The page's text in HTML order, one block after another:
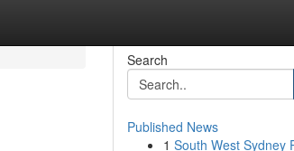
Search
Published News
1 South West Sydney